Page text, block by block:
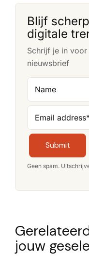
Blijf
digitale
Schrijf je in
nieuwsbrief
Name
Email address*
Submit
Geen spam.
jouw